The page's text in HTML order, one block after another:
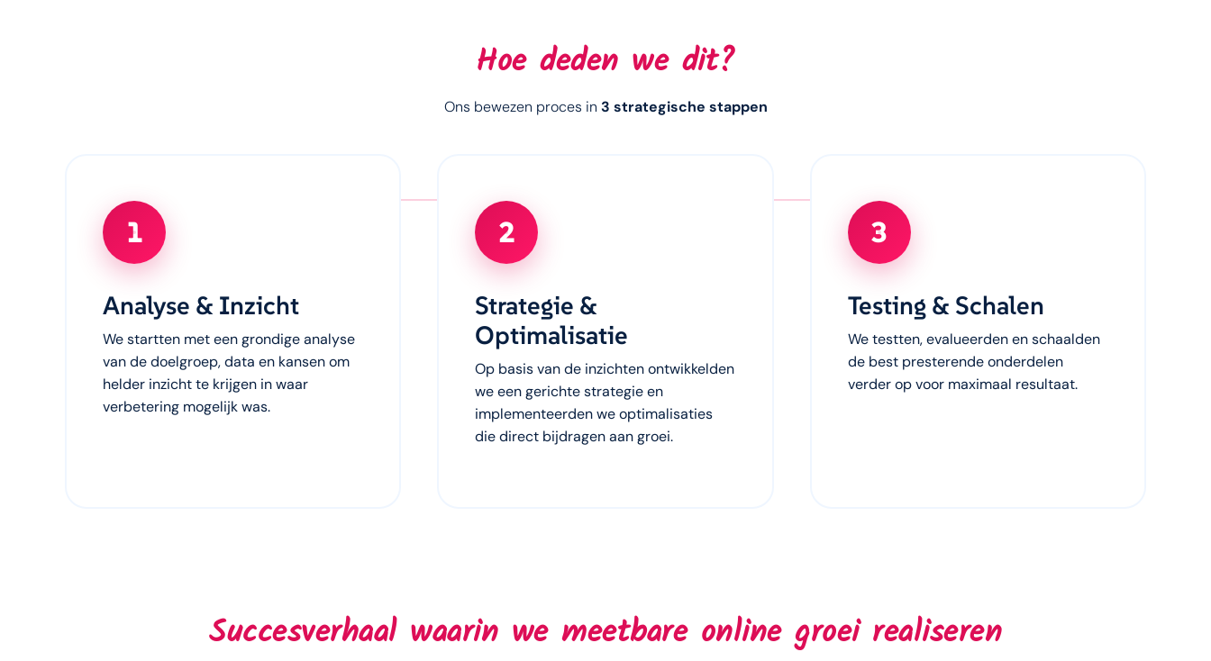
Hoe deden we dit?
Ons bewezen proces in 3 strategische stappen
1
Analyse & Inzicht
We startten met een grondige analyse
van de doelgroep, data en kansen om
helder inzicht te krijgen in waar
verbetering mogelijk was.
2
Strategie &
Optimalisatie
Op basis van de inzichten ontwikkelden
we een gerichte strategie en
implementeerden we optimalisaties
die direct bijdragen aan groei.
3
Testing & Schalen
We testten, evalueerden en schaalden
de best presterende onderdelen
verder op voor maximaal resultaat.
Succesverhaal waarin we meetbare online groei realiseren